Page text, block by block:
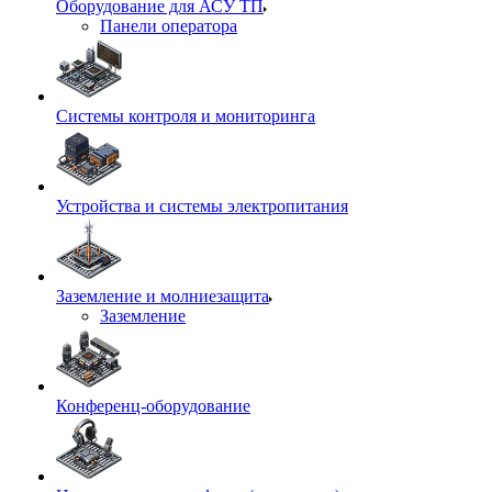
Оборудование для АСУ ТП
Панели оператора
Системы контроля и мониторинга
Устройства и системы электропитания
Заземление и молниезащита
Заземление
Конференц-оборудование